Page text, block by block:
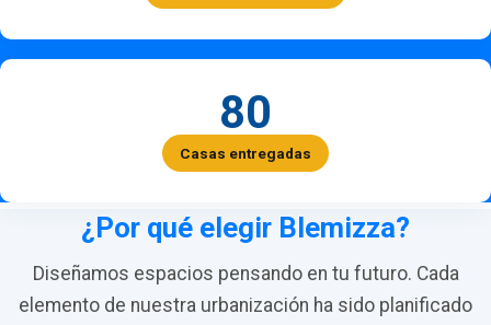
80
Casas entregadas
¿Por qué elegir Blemizza?
Diseñamos espacios pensando en tu futuro. Cada
elemento de nuestra urbanización ha sido planificado